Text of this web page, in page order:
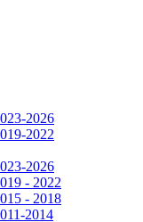
2026
2022
2026
- 2022
- 2018
2014